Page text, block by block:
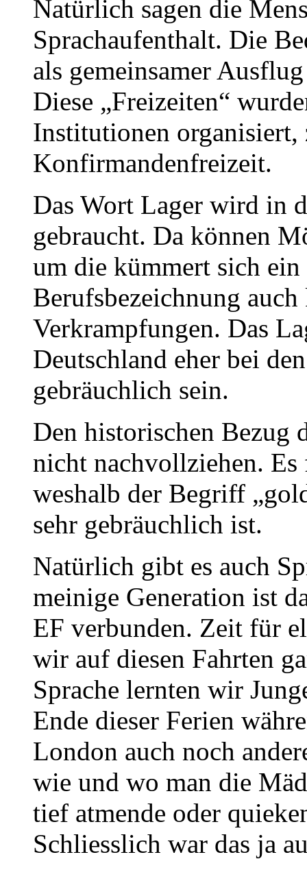
Natürlich sagen die
Sprachaufenthalt. Die
als gemeinsamer
Diese „Freizeiten“
Institutionen organisiert,
Konfirmandenfreizeit.
Das Wort Lager wird in
gebraucht. Da können
um die kümmert sich
Berufsbezeichnung
Verkrampfungen. Das
Deutschland eher bei
gebräuchlich sein.
Den historischen Bezug
nicht nachvollziehen.
weshalb der Begriff
sehr gebräuchlich ist.
Natürlich gibt es auch
meinige Generation ist
EF verbunden. Zeit für
wir auf diesen Fahrten
Sprache lernten wir
Ende dieser Ferien
London auch noch
wie und wo man die
tief atmende oder
Schliesslich war das ja